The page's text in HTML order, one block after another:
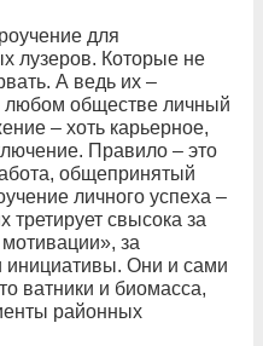
для
лузеров. Которые не
А ведь их –
любом обществе личный
– хоть карьерное,
Правило – это
общепринятый
личного успеха –
третирует свысока за
мотивации», за
инициативы. Они и сами
ватники и биомасса,
районных